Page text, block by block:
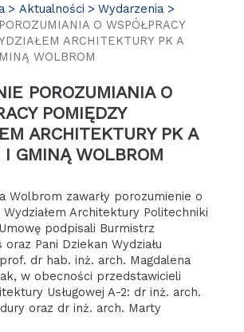
Aktualności
Wydarzenia
O WSPÓŁPRACY
ARCHITEKTURY PK A
WOLBROM
POMIĘDZY
ARCHITEKTURY PK A
I GMINĄ WOLBROM
Wolbrom zawarły porozumienie o
Architektury Politechniki
podpisali Burmistrz
oraz Pani Dziekan Wydziału
dr hab. inż. arch. Magdalena
w obecności przedstawicieli
Usługowej A-2: dr inż. arch.
oraz dr inż. arch. Marty